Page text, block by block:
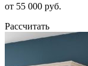
от 55 000 руб.
Рассчитать